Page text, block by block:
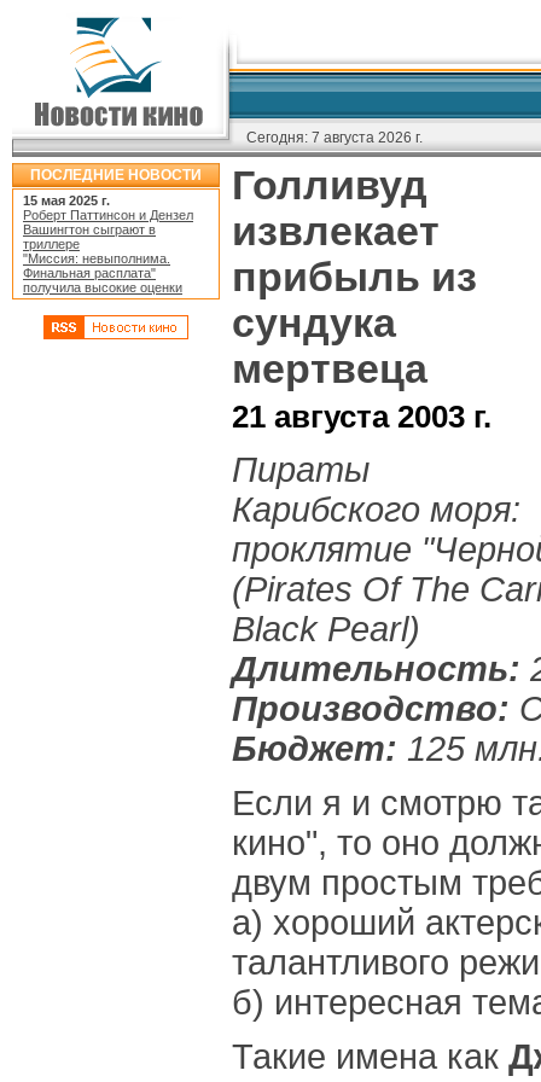
Сегодня: 7 августа 2026 г.
ПОСЛЕДНИЕ НОВОСТИ
15 мая 2025 г.
Роберт Паттинсон и Дензел
Вашингтон сыграют в
триллере
"Миссия: невыполнима.
Финальная расплата"
получила высокие оценки
Голливуд
извлекает
прибыль из
сундука
мертвеца
21 августа 2003 г.
Пираты
Карибского моря:
проклятие
(Pirates Of The
Black Pearl)
Длительность:
Производство:
Бюджет: 125
Если я и смотрю
кино", то оно
двум простым
а) хороший
талантливого
б) интересная
Такие имена как